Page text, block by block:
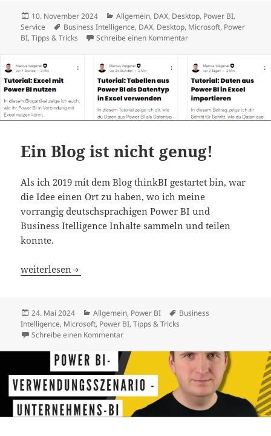
Veröffentlicht
am
10. November 2024 Kategorien
Allgemein, DAX, Desktop, Power BI,
Service
Schlagwörter
Business Intelligence, DAX, Desktop, Microsoft, Power
BI,Tipps & Tricks Schreibe einen Kommentarzu Spaß mit Flaggen –
Ein Blog ist nicht genug!
Als ich 2019 mit dem Blog thinkBI gestartet bin, war
die Idee einen Ort zu haben, wo ich meine
vorrangig deutschsprachigen Power BI und
Business Itelligence Inhalte sammeln und teilen
konnte.
Ein Blog ist nicht genug!
weiterlesen
Veröffentlicht
am
24. Mai 2024 Kategorien
Allgemein, Power BI Schlagwörter
Business
Intelligence, Microsoft, Power BI,Tipps & Tricks
Schreibe einen Kommentarzu Ein Blog ist nicht genug!